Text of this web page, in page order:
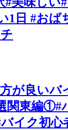
1日 #おば
が良いバ
関東編①#
イク初心